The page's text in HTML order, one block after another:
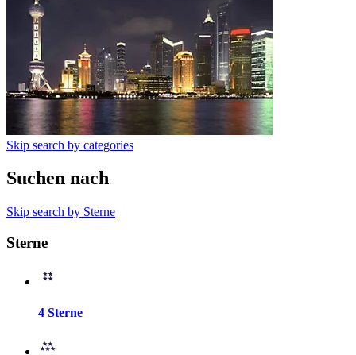
Skip search by categories
Suchen nach
Skip search by Sterne
Sterne
4 Sterne